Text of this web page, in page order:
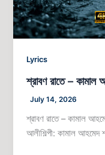
Lyrics
শ্রাবণ রাতে – কামাল
July 14, 2026
শ্রাবণ রাতে – কামাল
আলীশিল্পী: কামাল আহমেদ